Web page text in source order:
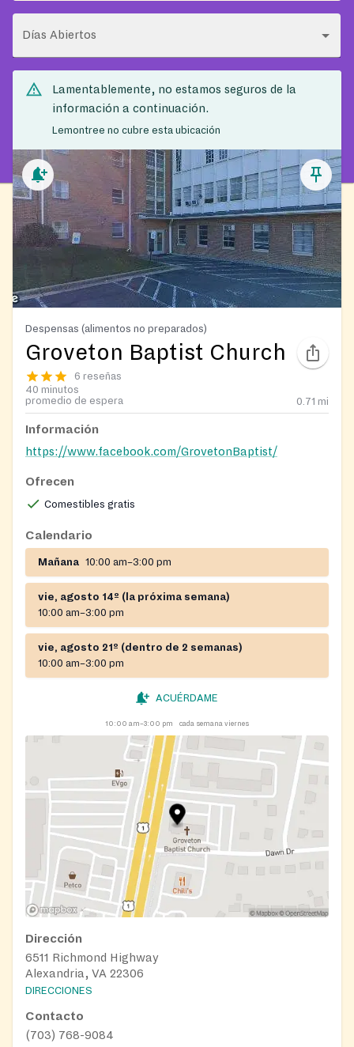
Días Abiertos
Lamentablemente, no estamos seguros de la
información a continuación.
Lemontree no cubre esta ubicación
Despensas (alimentos no preparados)
Groveton Baptist Church
6 reseñas
40 minutos
promedio de espera
0.71 mi
Información
https://www.facebook.com/GrovetonBaptist/
Ofrecen
Comestibles gratis
Calendario
Mañana 10:00 am–3:00 pm
vie, agosto 14º (la próxima semana)
10:00 am–3:00 pm
vie, agosto 21º (dentro de 2 semanas)
10:00 am–3:00 pm
ACUÉRDAME
10:00 am–3:00 pm cada semana viernes
Dirección
6511 Richmond Highway
Alexandria, VA 22306
DIRECCIONES
Contacto
(703) 768-9084